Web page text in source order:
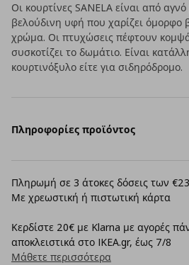
Οι κουρτίνες SANELA είναι από
βελούδινη υφή που χαρίζει όμορφο
χρώμα. Οι πτυχώσεις πέφτουν
συσκοτίζει το δωμάτιο. Είναι
κουρτινόξυλο είτε για σιδηρόδρομο.
Πληροφορίες προϊόντος
Πληρωμή σε 3 άτοκες δόσεις των
Με χρεωστική ή πιστωτική κάρτα
Κερδίστε 20€ με Klarna με αγορές
αποκλειστικά στο IKEA.gr, έως 7/8
Μάθετε περισσότερα